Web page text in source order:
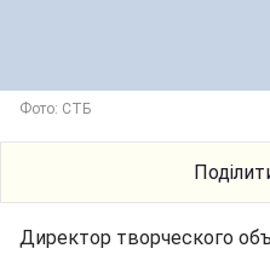
Фото: СТБ
Директор творческого